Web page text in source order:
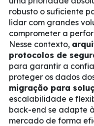
robusto o suficiente
lidar com grandes
comprometer a
Nesse contexto,
protocolos de
para garantir a
proteger os dados
migração para
escalabilidade e
back-end se adapte
mercado de forma